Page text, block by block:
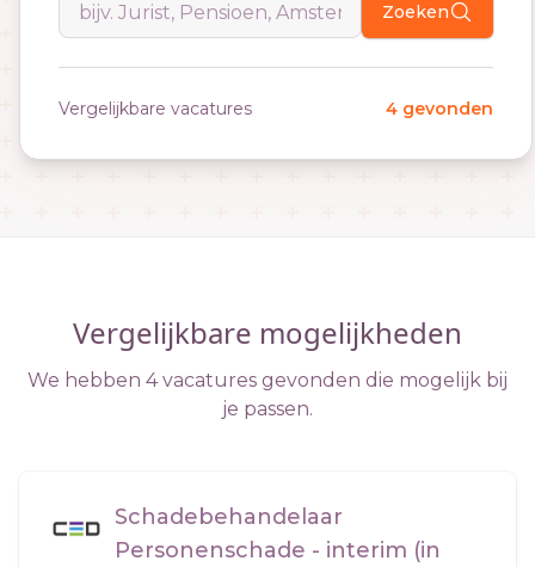
Zoeken
Vergelijkbare vacatures 4 gevonden
Vergelijkbare mogelijkheden
We hebben 4 vacatures gevonden die mogelijk bij
je passen.
Schadebehandelaar
Personenschade - interim (in